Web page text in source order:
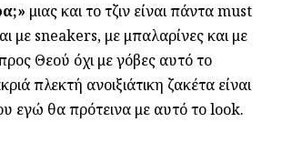
μιας και το τζιν είναι πάντα must
με sneakers, με μπαλαρίνες και με
Θεού όχι με γόβες αυτό το
πλεκτή ανοιξιάτικη ζακέτα είναι
εγώ θα πρότεινα με αυτό το look.